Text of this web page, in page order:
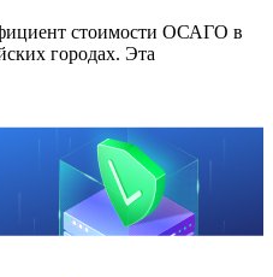
стоимости ОСАГО в
городах. Эта